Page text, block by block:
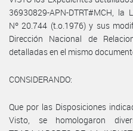
36930829-APN-DTRT#MCH,
Nº 20.744 (t.o.1976) y sus
Dirección Nacional de
detalladas en el mismo
CONSIDERANDO:
Que por las Disposiciones
Visto, se homologaron